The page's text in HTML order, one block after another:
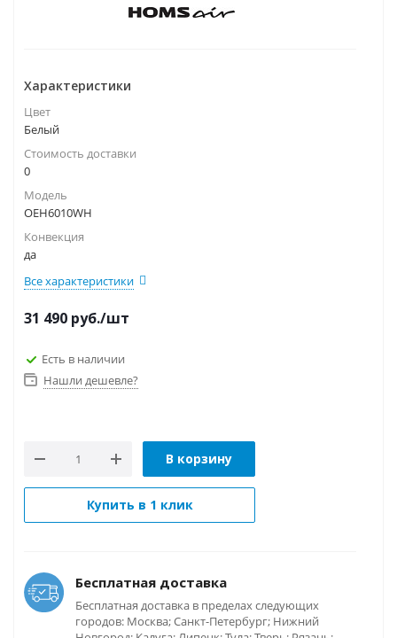
Характеристики
Цвет
Белый
Стоимость доставки
0
Модель
OEH6010WH
Конвекция
да
Все характеристики
31 490 руб./шт
Есть в наличии
Нашли дешевле?
В корзину
Купить в 1 клик
Бесплатная доставка
Бесплатная доставка в пределах следующих
городов: Москва; Санкт-Петербург; Нижний